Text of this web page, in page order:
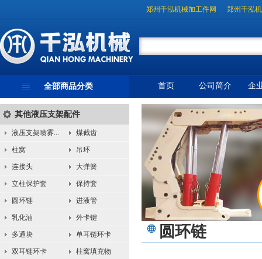
郑州千泓机械加工件网 郑州千泓
全部商品分类
其他液压支架配件
液压支架喷雾... 煤截齿
柱窝 吊环
连接头 大弹簧
立柱保护套 保持套
圆环链 进液管
乳化油 外卡键
多通块 单耳链环卡
双耳链环卡 柱窝填充物
首页 公司简介 企
圆环链